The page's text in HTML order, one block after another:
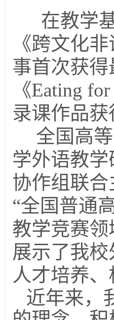
在教学
《跨文化
事首次获
《Eating
录课作品
全国高
学外语教
协作组联
“全国普通
教学竞赛
展示了我
人才培养
近年来，